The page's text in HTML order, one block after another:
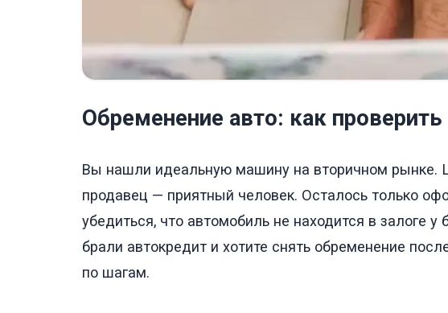
Обременение авто: как проверить
Вы нашли идеальную машину на вторичном рынке.
продавец — приятный человек. Осталось только
убедиться, что автомобиль не находится в залоге
брали автокредит и хотите снять обременение
по шагам.